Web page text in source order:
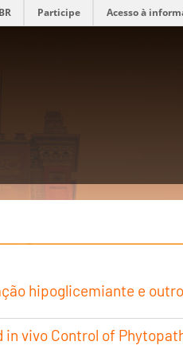
Participe Acesso à
hipoglicemiante e
vivo Control of